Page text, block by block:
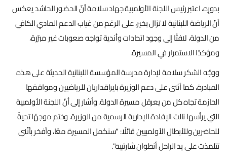
بدورِه، اعتبر رئيس اللجنة الأولمبية جهاد سلامة أنّ الحضور الحاشد يعكس
أنّ الرياضة اللبنانية لا تزال بخير، على الرغم من غياب الدعم المادي الكافي
من الدولة، لافتًا إلى وجود اتحادات وأندية تواجه صعوبات غير مبرّرة،
ومؤكدًا الاستمرار في المسيرة.
ووجّه الشكر سلامة لإدارة مدرسة المؤسسة اللبنانية الحديثة على هذه
المبادرة، كما أثنى على دعم الوزيرة بايراقداريان للرياضيين ومواقفها
الحازمة تجاه كل من يعرقل مسيرة الدولة. وأشار إلى أنّ اللجنة الأولمبية
التي يرأسها نالت الإفادة الإدارية الرسمية من الوزيرة. وختم موجهًا تحيةً
للحاضرين وللأبطال الأولمبيين قائلًا: "سنكمل المسيرة معًا، وأفخر بأنّني
تتلمذت على يد الراحل أنطوان شارتييه".